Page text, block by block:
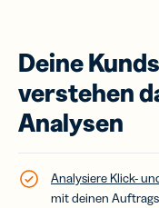
Deine
verstehen
Analysen
Analysiere Klick-
mit deinen